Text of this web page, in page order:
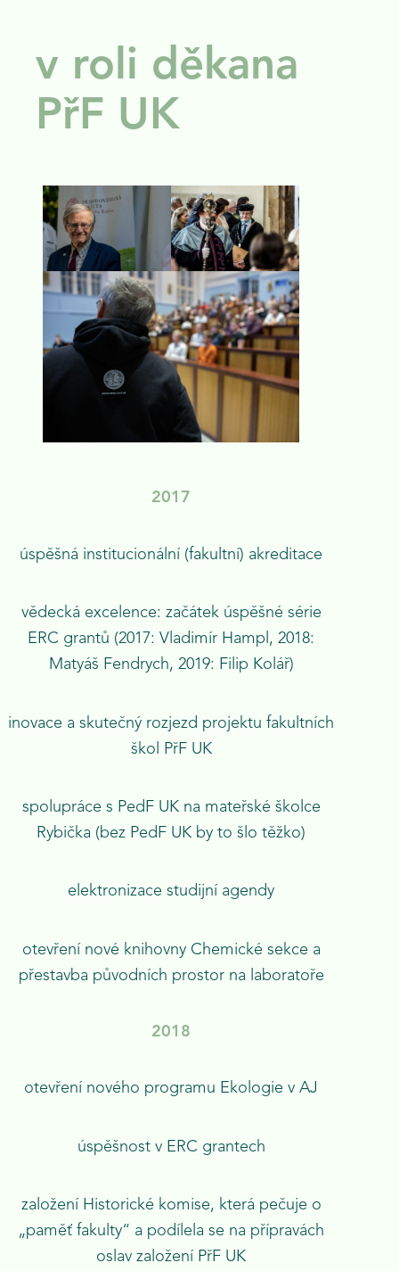
v roli děkana
PřF UK
2017
úspěšná institucionální (fakultní) akreditace
vědecká excelence: začátek úspěšné série
ERC grantů (2017: Vladimír Hampl, 2018:
Matyáš Fendrych, 2019: Filip Kolář)
inovace a skutečný rozjezd projektu fakultních
škol PřF UK
spolupráce s PedF UK na mateřské školce
Rybička (bez PedF UK by to šlo těžko)
elektronizace studijní agendy
otevření nové knihovny Chemické sekce a
přestavba původních prostor na laboratoře
2018
otevření nového programu Ekologie v AJ
úspěšnost v ERC grantech
založení Historické komise, která pečuje o
„paměť fakulty“ a podílela se na přípravách
oslav založení PřF UK